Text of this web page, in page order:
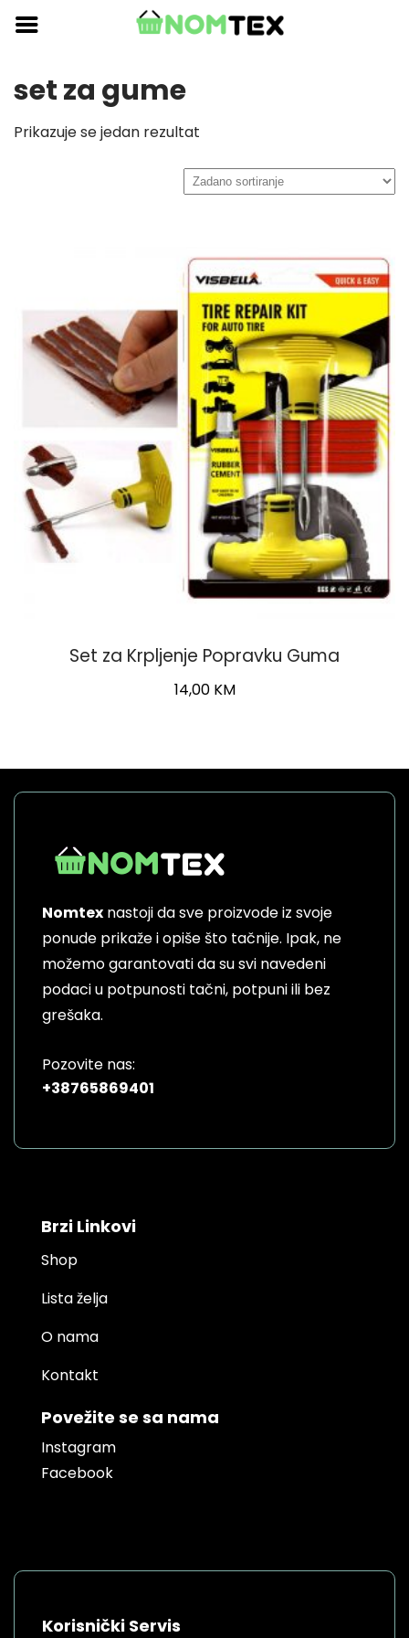
Skip
content
set za gume
Prikazuje se jedan rezultat
Set za Krpljenje Popravku Guma
14,00 KM
Nomtex nastoji da sve proizvode iz svoje
ponude prikaže i opiše što tačnije. Ipak, ne
možemo garantovati da su svi navedeni
podaci u potpunosti tačni, potpuni ili bez
grešaka.
Pozovite nas:
+38765869401
Brzi Linkovi
Shop
Lista želja
O nama
Kontakt
Povežite se sa nama
Instagram
Facebook
Korisnički Servis